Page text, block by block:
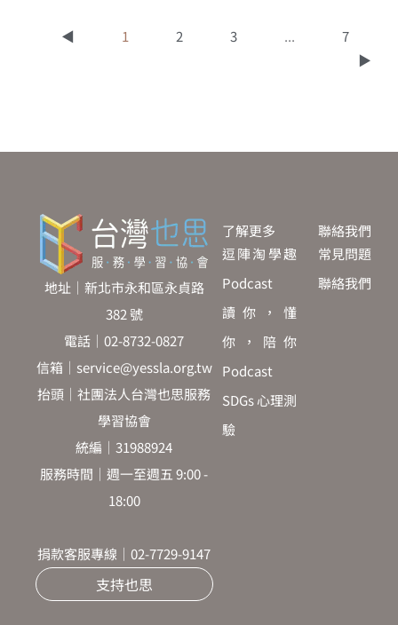
◀ 1 2 3 ...
7
▶
了解更多
逗陣淘學趣
Podcast
讀你，懂
你，陪你
Podcast
SDGs 心理測
驗
地址｜新北市永和區永貞路
382 號
電話｜02-8732-0827
信箱｜service@yessla.org.tw
抬頭｜社團法人台灣也思服務
學習協會
統編｜31988924
服務時間｜週一至週五 9:00 -
18:00
捐款客服專線｜02-7729-9147
支持也思
聯絡我們
常見問題
聯絡我們